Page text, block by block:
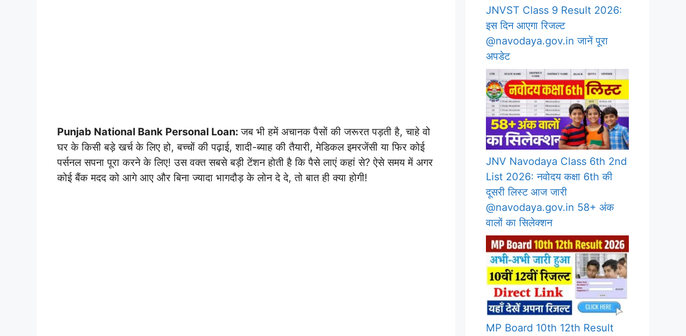
Punjab National Bank Personal Loan:जब भी हमें अचानक पैसों की जरूरत पड़ती है, चाहे वो
घर के किसी बड़े खर्च के लिए हो, बच्चों की पढ़ाई, शादी-ब्याह की तैयारी, मेडिकल इमरजेंसी या फिर कोई
पर्सनल सपना पूरा करने के लिए! उस वक्त सबसे बड़ी टेंशन होती है कि पैसे लाएं कहां से? ऐसे समय में अगर
कोई बैंक मदद को आगे आए और बिना ज्यादा भागदौड़ के लोन दे दे, तो बात ही क्या होगी!
JNVST Class 9 Result 2026:
इस दिन आएगा रिजल्ट
@navodaya.gov.in जानें पूरा
अपडेट
JNV Navodaya Class 6th 2nd
List 2026: नवोदय कक्षा 6th की
दूसरी लिस्ट आज जारी
@navodaya.gov.in 58+ अंक
वालों का सिलेक्शन
MP Board 10th 12th Result